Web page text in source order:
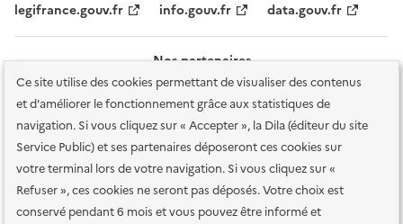
Ce site utilise des cookies permettant de visualiser des contenus
et d'améliorer le fonctionnement grâce aux statistiques de
navigation. Si vous cliquez sur « Accepter », la Dila (éditeur du site
Service Public) et ses partenaires déposeront ces cookies sur
votre terminal lors de votre navigation. Si vous cliquez sur «
Refuser », ces cookies ne seront pas déposés. Votre choix est
conservé pendant 6 mois et vous pouvez être informé et
legifrance.gouv.fr info.gouv.fr data.gouv.fr
Nos partenaires
Plan du site Accessibilité : totalement conforme
Accessibilité des
services en ligne Mentions légales Données personnelles et sécurité